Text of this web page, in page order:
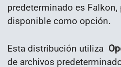
predeterminado es
disponible como opción.
Esta distribución utiliza
de archivos